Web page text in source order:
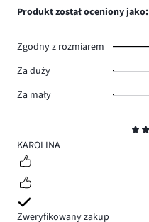
5
KAROLINA
Zweryfikowany zakup
Produkt został oceniony jako:
Zgodny z rozmiarem
Za duży
Za mały